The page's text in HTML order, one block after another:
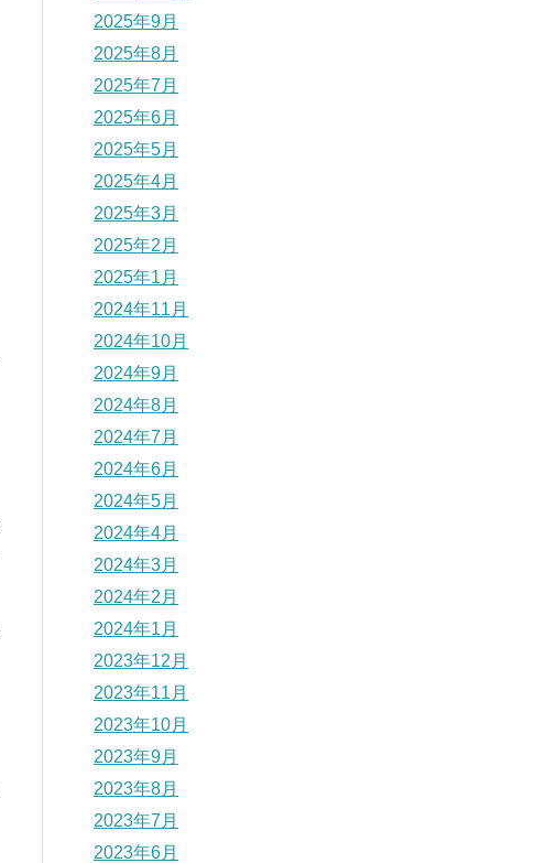
2025年9月
2025年8月
2025年7月
2025年6月
2025年5月
2025年4月
2025年3月
2025年2月
2025年1月
2024年11月
2024年10月
2024年9月
2024年8月
2024年7月
2024年6月
2024年5月
2024年4月
2024年3月
2024年2月
2024年1月
2023年12月
2023年11月
2023年10月
2023年9月
2023年8月
2023年7月
2023年6月